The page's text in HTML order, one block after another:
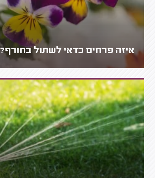
איזה פרחים כדאי לשתול בחורף?